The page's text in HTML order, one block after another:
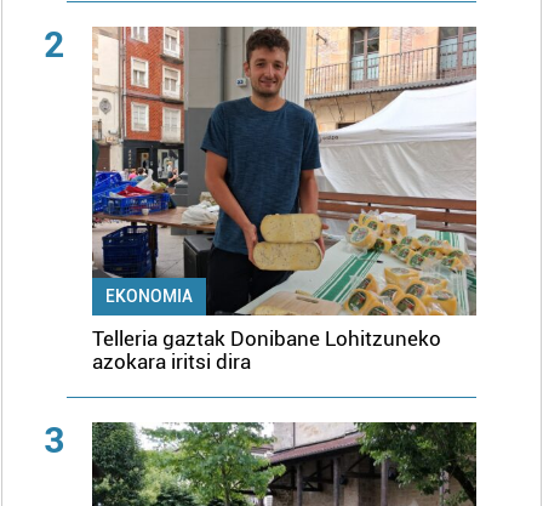
2
EKONOMIA
Telleria gaztak Donibane Lohitzuneko
azokara iritsi dira
3